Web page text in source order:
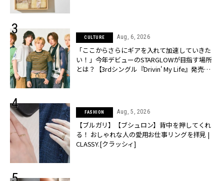
CULTURE Aug, 6, 2026
「ここからさらにギアを入れて加速していきた
い！」今年デビューのSTARGLOWが目指す場所
とは？【3rdシングル『Drivin' My Life』発売】 |
FASHION Aug, 5, 2026
【ブルガリ】【ブシュロン】背中を押してくれ
る！ おしゃれな人の愛用お仕事リングを拝見 |
CLASSY.[クラッシィ]